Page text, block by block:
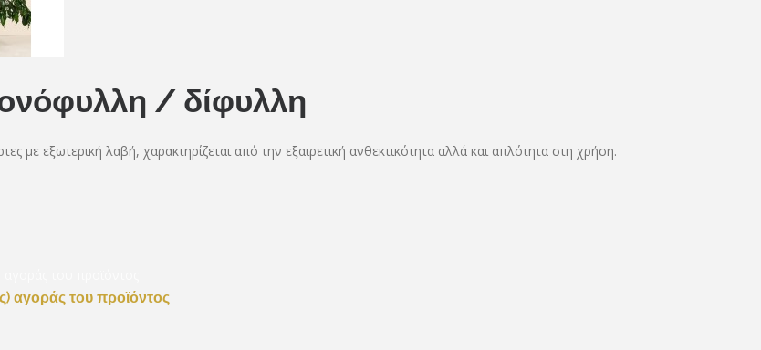
/ δίφυλλη
με εξωτερική λαβή, χαρακτηρίζεται από την εξαιρετική ανθεκτικότητα αλλά και απλότητα στη χρήση.
αγοράς του προϊόντος